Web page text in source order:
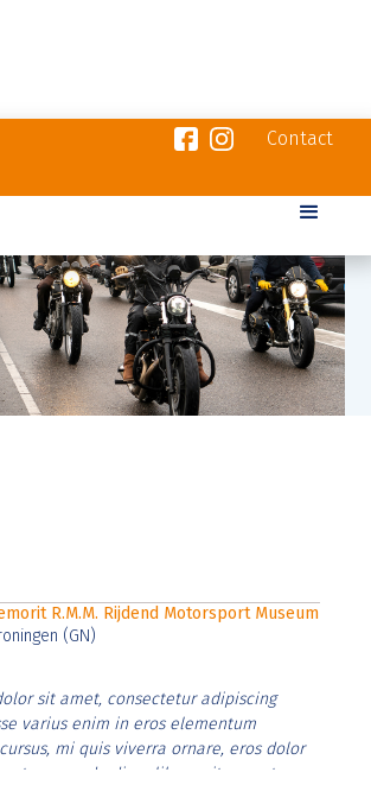
Contact
R.M.M. Rijdend Motorsport Museum
(GN)
sit amet, consectetur adipiscing
varius enim in eros elementum
mi quis viverra ornare, eros dolor
ut commodo diam libero vitae erat.